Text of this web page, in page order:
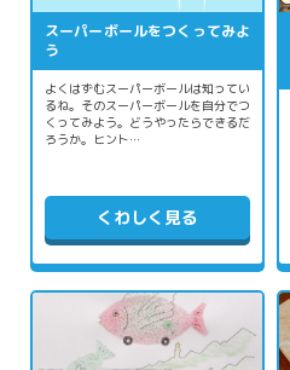
スーパーボールをつくってみよ
う
よくはずむスーパーボールは知ってい
るね。そのスーパーボールを自分でつ
くってみよう。どうやったらできるだ
ろうか。ヒント…
くわしく見る